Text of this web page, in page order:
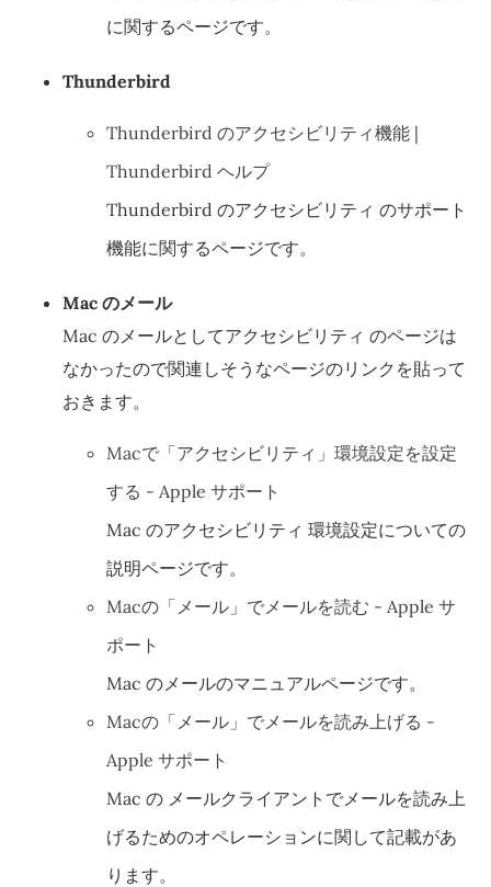
に関するページです。
Thunderbird
Thunderbird のアクセシビリティ機能 |
Thunderbird ヘルプ
Thunderbird のアクセシビリティ のサポート
機能に関するページです。
Mac のメール
Mac のメールとしてアクセシビリティ のページは
なかったので関連しそうなページのリンクを貼って
おきます。
Macで「アクセシビリティ」環境設定を設定
する - Apple サポート
Mac のアクセシビリティ 環境設定についての
説明ページです。
Macの「メール」でメールを読む - Apple サ
ポート
Mac のメールのマニュアルページです。
Macの「メール」でメールを読み上げる -
Apple サポート
Mac の メールクライアントでメールを読み上
げるためのオペレーションに関して記載があ
ります。